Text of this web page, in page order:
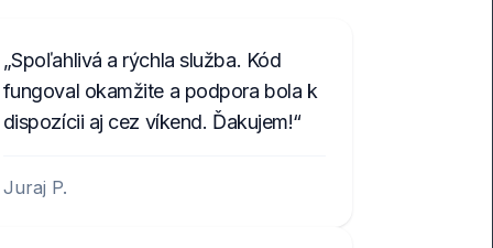
Spoľahlivá a rýchla služba. Kód
fungoval okamžite a podpora bola k
dispozícii aj cez víkend. Ďakujem!
Juraj P.